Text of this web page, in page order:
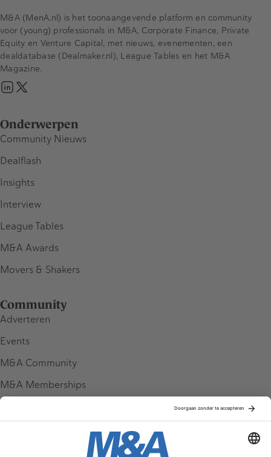
Onderwerpen
Community Nieuws
Dealflash
Insights
Interview
League Tables
M&A Awards
Movers & Shakers
Community
Adverteren
Events
M&A Community
M&A Memberships
M&A (MenA.nl) is het toonaangevende platform en community
voor (young) professionals in M&A, Corporate Finance, Private
Equity en Venture Capital, met nieuws, evenementen, een
dealdatabase (Dealmaker.nl), League Tables en het M&A
Magazine.